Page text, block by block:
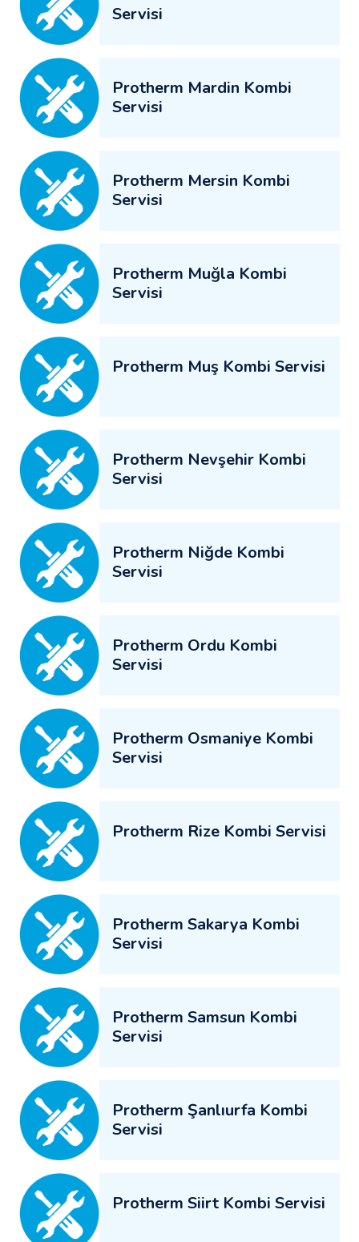
Servisi
Protherm Mardin Kombi
Servisi
Protherm Mersin Kombi
Servisi
Protherm Muğla Kombi
Servisi
Protherm Muş Kombi Servisi
Protherm Nevşehir Kombi
Servisi
Protherm Niğde Kombi
Servisi
Protherm Ordu Kombi
Servisi
Protherm Osmaniye Kombi
Servisi
Protherm Rize Kombi Servisi
Protherm Sakarya Kombi
Servisi
Protherm Samsun Kombi
Servisi
Protherm Şanlıurfa Kombi
Servisi
Protherm Siirt Kombi Servisi